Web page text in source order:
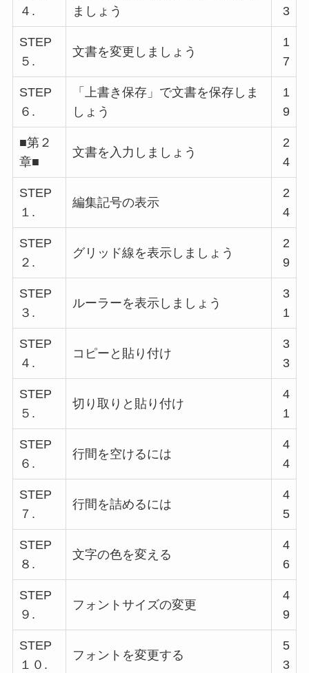
４.
ましょう
3
STEP
５.
文書を変更しましょう
1
7
STEP
６.
「上書き保存」で文書を保存しま
しょう
1
9
■第２
章■
文書を入力しましょう
2
4
STEP
１.
編集記号の表示
2
4
STEP
２.
グリッド線を表示しましょう
2
9
STEP
３.
ルーラーを表示しましょう
3
1
STEP
４.
コピーと貼り付け
3
3
STEP
５.
切り取りと貼り付け
4
1
STEP
６.
行間を空けるには
4
4
STEP
７.
行間を詰めるには
4
5
STEP
８.
文字の色を変える
4
6
STEP
９.
フォントサイズの変更
4
9
STEP
１０.
フォントを変更する
5
3